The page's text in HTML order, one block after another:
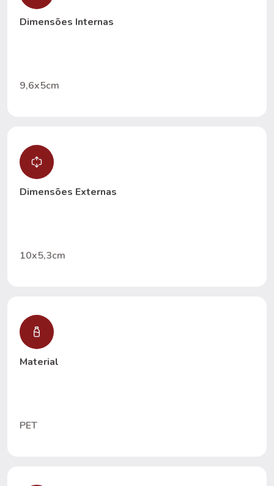
Dimensões Internas
9,6x5cm
Dimensões Externas
10x5,3cm
Material
PET